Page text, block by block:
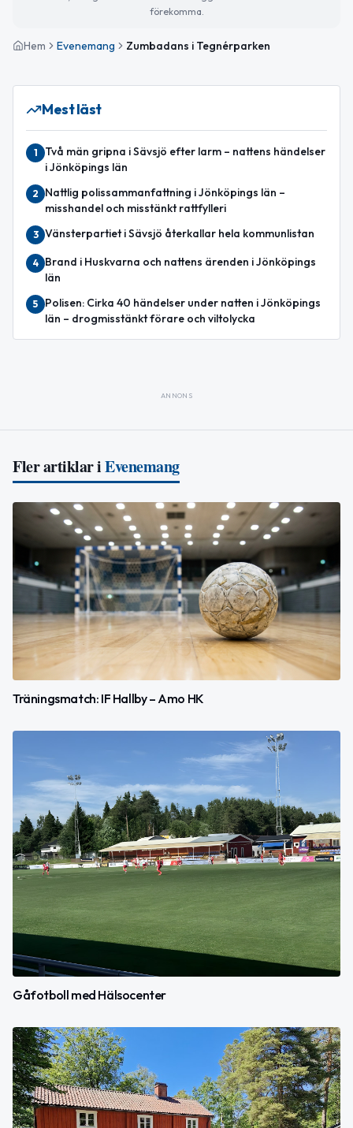
förekomma.
Hem Evenemang Zumbadans i Tegnérparken
Mest läst
1
Två män gripna i Sävsjö efter larm – nattens händelser
i Jönköpings län
2
Nattlig polissammanfattning i Jönköpings län –
misshandel och misstänkt rattfylleri
3 Vänsterpartiet i Sävsjö återkallar hela kommunlistan
4
Brand i Huskvarna och nattens ärenden i Jönköpings
län
5
Polisen: Cirka 40 händelser under natten i Jönköpings
län – drogmisstänkt förare och viltolycka
ANNONS
Fler artiklar iEvenemang
Träningsmatch: IF Hallby – Amo HK
Gåfotboll med Hälsocenter